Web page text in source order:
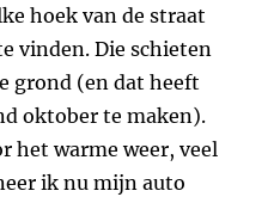
hoek van de straat
vinden. Die schieten
grond (en dat heeft
oktober te maken).
het warme weer, veel
ik nu mijn auto